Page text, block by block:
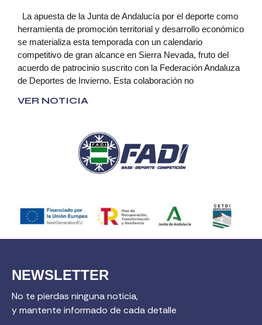
La apuesta de la Junta de Andalucía por el deporte como
herramienta de promoción territorial y desarrollo económico
se materializa esta temporada con un calendario
competitivo de gran alcance en Sierra Nevada, fruto del
acuerdo de patrocinio suscrito con la Federación Andaluza
de Deportes de Invierno. Esta colaboración no
VER NOTICIA
NEWSLETTER
No te pierdas ninguna noticia,
y mantente informado de cada detalle